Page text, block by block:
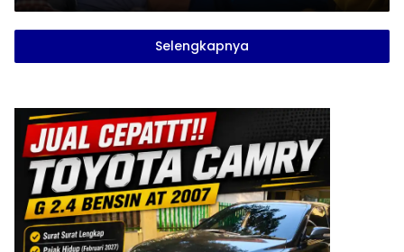
Selengkapnya